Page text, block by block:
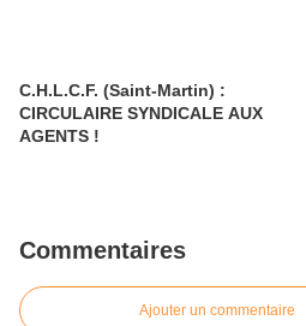
C.H.L.C.F. (Saint-Martin) :
CIRCULAIRE SYNDICALE AUX
AGENTS !
Commentaires
Ajouter un commentaire